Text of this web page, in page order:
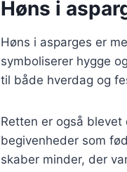
Høns i
Høns i asparges er
symboliserer hygge
til både hverdag og
Retten er også
begivenheder som
skaber minder, der